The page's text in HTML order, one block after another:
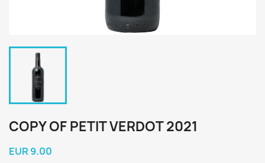
COPY OF PETIT VERDOT 2021
EUR 9.00